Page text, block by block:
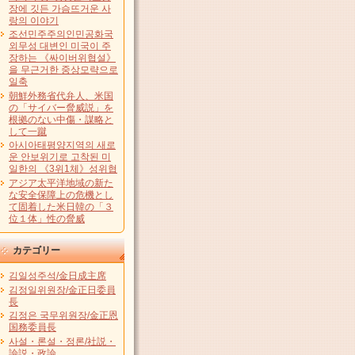
장에 깃든 가슴뜨거운 사
랑의 이야기
조선민주주의인민공화국
외무성 대변인 미국이 주
장하는 《싸이버위협설》
을 무근거한 중상모략으로
일축
朝鮮外務省代弁人、米国
の「サイバー脅威説」を
根拠のない中傷・謀略と
して一蹴
아시아태평양지역의 새로
운 안보위기로 고착된 미
일한의 《3위1체》성위협
アジア太平洋地域の新た
な安全保障上の危機とし
て固着した米日韓の「３
位１体」性の脅威
カテゴリー
김일성주석/金日成主席
김정일위원장/金正日委員
長
김정은 국무위원장/金正恩
国務委員長
사설・론설・정론/社説・